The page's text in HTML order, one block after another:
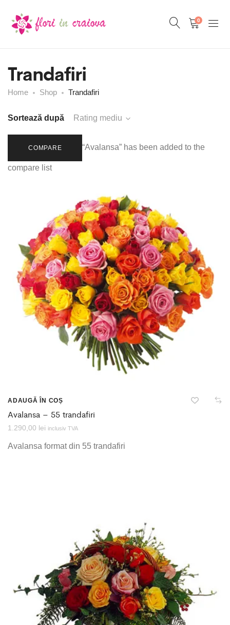
0
Trandafiri
Home Shop Trandafiri
Sortează după Rating mediu
COMPARE “Avalansa” has been added to the
compare list
ADAUGĂ ÎN COȘ
Avalansa – 55 trandafiri
1.290,00 lei inclusiv TVA
Avalansa format din 55 trandafiri